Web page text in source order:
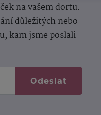
na vašem dortu.
důležitých nebo
kam jsme poslali
Odeslat